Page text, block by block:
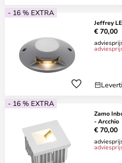
- 16 % EXTRA
Jeffrey
€ 70,00
- 16 % EXTRA
Zamo
- Arcchio
€ 70,00